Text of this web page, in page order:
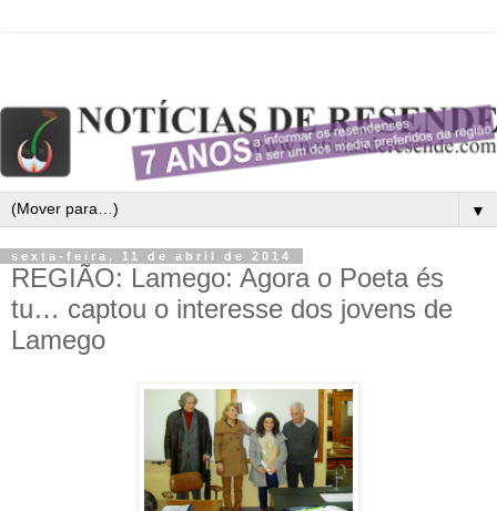
▼
sexta-feira, 11 de abril de 2014
REGIÃO: Lamego: Agora o Poeta és
tu… captou o interesse dos jovens de
Lamego